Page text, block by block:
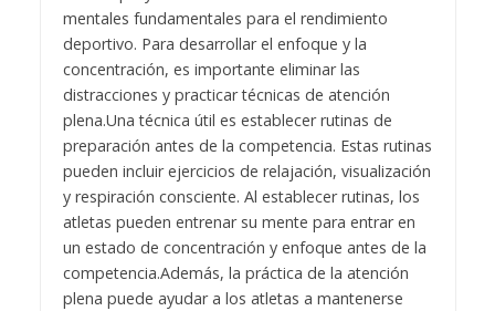
mentales fundamentales para el rendimiento
deportivo. Para desarrollar el enfoque y la
concentración, es importante eliminar las
distracciones y practicar técnicas de atención
plena.Una técnica útil es establecer rutinas de
preparación antes de la competencia. Estas rutinas
pueden incluir ejercicios de relajación, visualización
y respiración consciente. Al establecer rutinas, los
atletas pueden entrenar su mente para entrar en
un estado de concentración y enfoque antes de la
competencia.Además, la práctica de la atención
plena puede ayudar a los atletas a mantenerse